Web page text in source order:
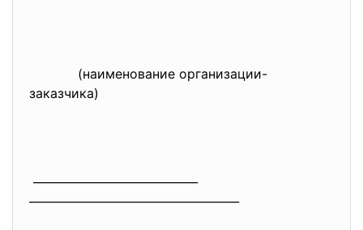
(наименование организации-
заказчика)